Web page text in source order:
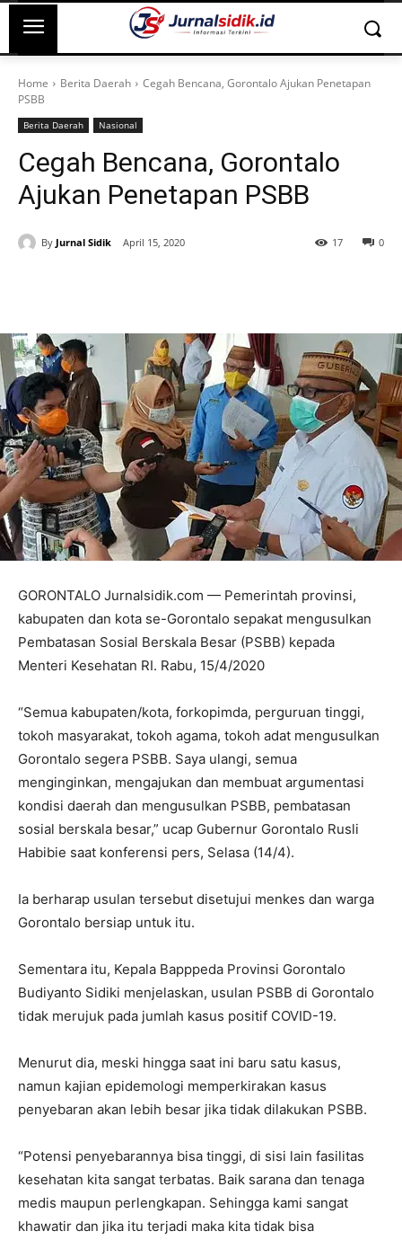
Home Berita Daerah
Cegah Bencana, Gorontalo Ajukan Penetapan
PSBB
Berita Daerah Nasional
Cegah Bencana, Gorontalo
Ajukan Penetapan PSBB
By Jurnal Sidik April 15, 2020 0
17
GORONTALO Jurnalsidik.com — Pemerintah provinsi,
kabupaten dan kota se-Gorontalo sepakat mengusulkan
Pembatasan Sosial Berskala Besar (PSBB) kepada
Menteri Kesehatan RI. Rabu, 15/4/2020
“Semua kabupaten/kota, forkopimda, perguruan tinggi,
tokoh masyarakat, tokoh agama, tokoh adat mengusulkan
Gorontalo segera PSBB. Saya ulangi, semua
menginginkan, mengajukan dan membuat argumentasi
kondisi daerah dan mengusulkan PSBB, pembatasan
sosial berskala besar,” ucap Gubernur Gorontalo Rusli
Habibie saat konferensi pers, Selasa (14/4).
Ia berharap usulan tersebut disetujui menkes dan warga
Gorontalo bersiap untuk itu.
Sementara itu, Kepala Bapppeda Provinsi Gorontalo
Budiyanto Sidiki menjelaskan, usulan PSBB di Gorontalo
tidak merujuk pada jumlah kasus positif COVID-19.
Menurut dia, meski hingga saat ini baru satu kasus,
namun kajian epidemologi memperkirakan kasus
penyebaran akan lebih besar jika tidak dilakukan PSBB.
“Potensi penyebarannya bisa tinggi, di sisi lain fasilitas
kesehatan kita sangat terbatas. Baik sarana dan tenaga
medis maupun perlengkapan. Sehingga kami sangat
khawatir dan jika itu terjadi maka kita tidak bisa